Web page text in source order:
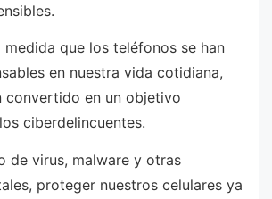
medida que los teléfonos se han
en nuestra vida cotidiana,
convertido en un objetivo
ciberdelincuentes.
de virus, malware y otras
proteger nuestros celulares ya